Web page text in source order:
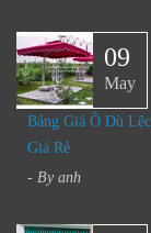
09
May
Bảng Giá Ô Dù
Giá Rẻ
- By anh